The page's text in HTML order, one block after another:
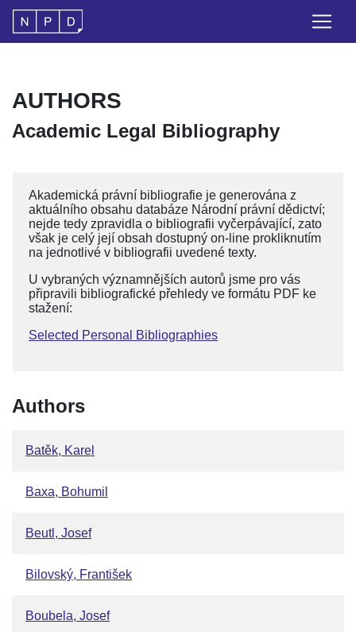
AUTHORS
Academic Legal Bibliography
Akademická právní bibliografie je generována z
aktuálního obsahu databáze Národní právní dědictví;
nejde tedy zpravidla o bibliografii vyčerpávající, zato
však je celý její obsah dostupný on-line prokliknutím
na jednotlivé v bibliografii uvedené texty.
U vybraných významnějších autorů jsme pro vás
připravili bibliografické přehledy ve formátu PDF ke
stažení:
Selected Personal Bibliographies
Authors
Batěk, Karel
Baxa, Bohumil
Beutl, Josef
Bilovský, František
Boubela, Josef